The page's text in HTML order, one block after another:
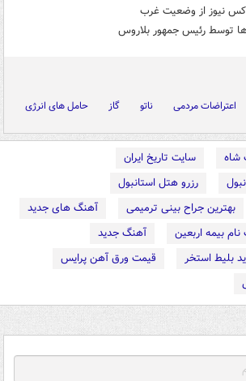
نیوز از وضعیت غرب
توسط رئیس جمهور بلاروس
اعتراضات مردمی ناتو گاز حامل های انرژی
شاه
سایت تاریخ ایران
رزرو هتل استانبول
بهترین جراح بینی ترمیمی
آهنگ های جدید
بیمه اربعین
آهنگ جدید
بلیط استخر
قیمت ورق آهن پرایس